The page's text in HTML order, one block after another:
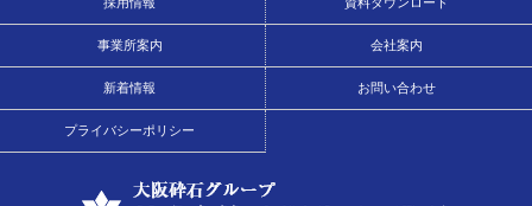
事業所案内 会社案内
新着情報 お問い合わせ
プライバシーポリシー